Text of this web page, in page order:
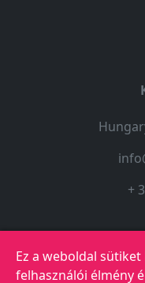
Ez a weboldal
felhasználói élmény
+